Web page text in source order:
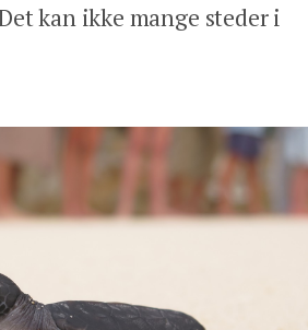
kan ikke mange steder i